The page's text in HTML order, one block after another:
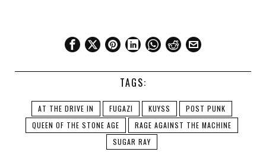
TAGS:
AT THE DRIVE IN FUGAZI KUYSS
POST PUNK
QUEEN OF THE STONE AGE
RAGE AGAINST THE MACHINE
SUGAR RAY